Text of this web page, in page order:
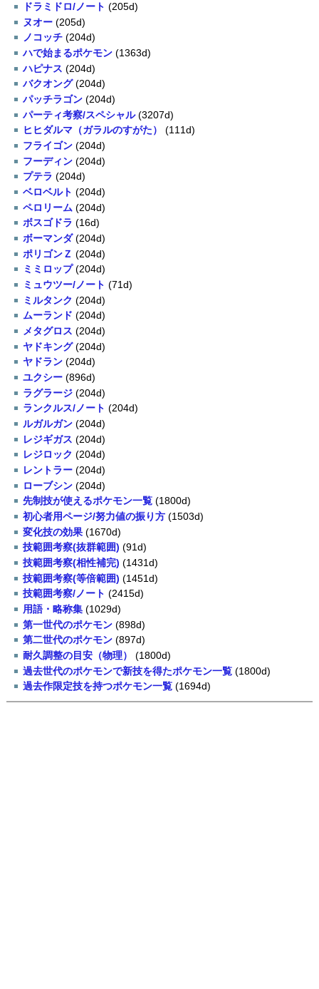
ドラミドロ/ノート (205d)
ヌオー (205d)
ノコッチ (204d)
ハで始まるポケモン (1363d)
ハピナス (204d)
バクオング(204d)
パッチラゴン (204d)
パーティ考察/スペシャル(3207d)
ヒヒダルマ（ガラルのすがた）
(111d)
フライゴン (204d)
フーディン (204d)
プテラ (204d)
ベロベルト (204d)
ペロリーム (204d)
ボスゴドラ (16d)
ボーマンダ(204d)
ポリゴンＺ (204d)
ミミロップ(204d)
ミュウツー/ノート (71d)
ミルタンク (204d)
ムーランド (204d)
メタグロス (204d)
ヤドキング(204d)
ヤドラン (204d)
ユクシー (896d)
ラグラージ (204d)
ランクルス/ノート (204d)
ルガルガン (204d)
レジギガス (204d)
レジロック (204d)
レントラー (204d)
ローブシン (204d)
先制技が使えるポケモン一覧 (1800d)
初心者用ページ/努力値の振り方 (1503d)
変化技の効果 (1670d)
技範囲考察(抜群範囲) (91d)
技範囲考察(相性補完) (1431d)
技範囲考察(等倍範囲) (1451d)
技範囲考察/ノート (2415d)
用語・略称集 (1029d)
第一世代のポケモン (898d)
第二世代のポケモン (897d)
耐久調整の目安（物理）
(1800d)
過去世代のポケモンで新技を得たポケモン一覧 (1800d)
過去作限定技を持つポケモン一覧 (1694d)